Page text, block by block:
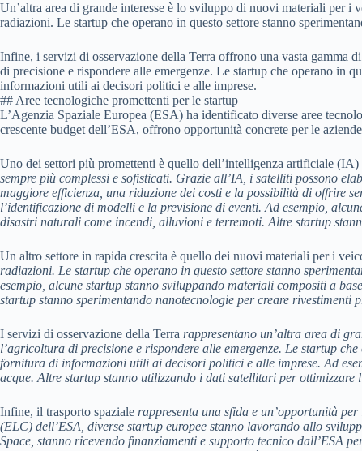
Un’altra area di grande interesse è lo sviluppo di nuovi materiali per i
radiazioni. Le startup che operano in questo settore stanno
Infine, i servizi di osservazione della Terra offrono una vasta gamma
di precisione e rispondere alle emergenze. Le startup che operano in
informazioni utili ai decisori politici e alle imprese.
## Aree tecnologiche promettenti per le startup
L’Agenzia Spaziale Europea (ESA) ha identificato diverse aree
crescente budget dell’ESA, offrono opportunità concrete per le
Uno dei settori più promettenti è quello dell’intelligenza artificiale (IA)
sempre più complessi e sofisticati. Grazie all’IA, i satelliti possono
maggiore efficienza, una riduzione dei costi e la possibilità di offrire
l’identificazione di modelli e la previsione di eventi. Ad esempio,
disastri naturali come incendi, alluvioni e terremoti. Altre startup
Un altro settore in rapida crescita è quello dei nuovi materiali per i
radiazioni. Le startup che operano in questo settore stanno
esempio, alcune startup stanno sviluppando materiali compositi a
startup stanno sperimentando nanotecnologie per creare
I servizi di osservazione della Terra rappresentano un’altra area di
l’agricoltura di precisione e rispondere alle emergenze. Le startup
fornitura di informazioni utili ai decisori politici e alle imprese. Ad
acque. Altre startup stanno utilizzando i dati satellitari per
Infine, il trasporto spaziale rappresenta una sfida e un’opportunità
(ELC) dell’ESA, diverse startup europee stanno lavorando allo
Space, stanno ricevendo finanziamenti e supporto tecnico dall’ESA